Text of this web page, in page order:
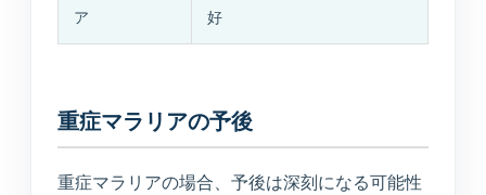
ア
好
重症マラリアの予後
重症マラリアの場合、予後は深刻になる可能性